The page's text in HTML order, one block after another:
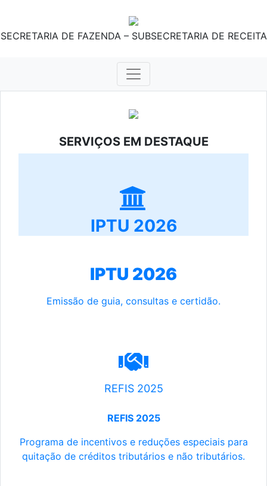
SECRETARIA DE FAZENDA – SUBSECRETARIA DE RECEITA
SERVIÇOS EM DESTAQUE
IPTU 2026
IPTU 2026
Emissão de guia, consultas e certidão.
REFIS 2025
REFIS 2025
Programa de incentivos e reduções especiais para
quitação de créditos tributários e não tributários.